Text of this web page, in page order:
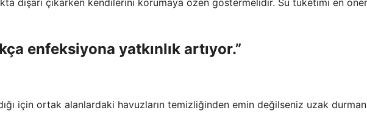
enfeksiyona yatkınlık artıyor.”
için ortak alanlardaki havuzların temizliğinden emin değilseniz uzak